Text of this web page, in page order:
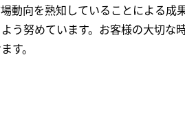
動向を熟知していることによる成
努めています。お客様の大切な
す。